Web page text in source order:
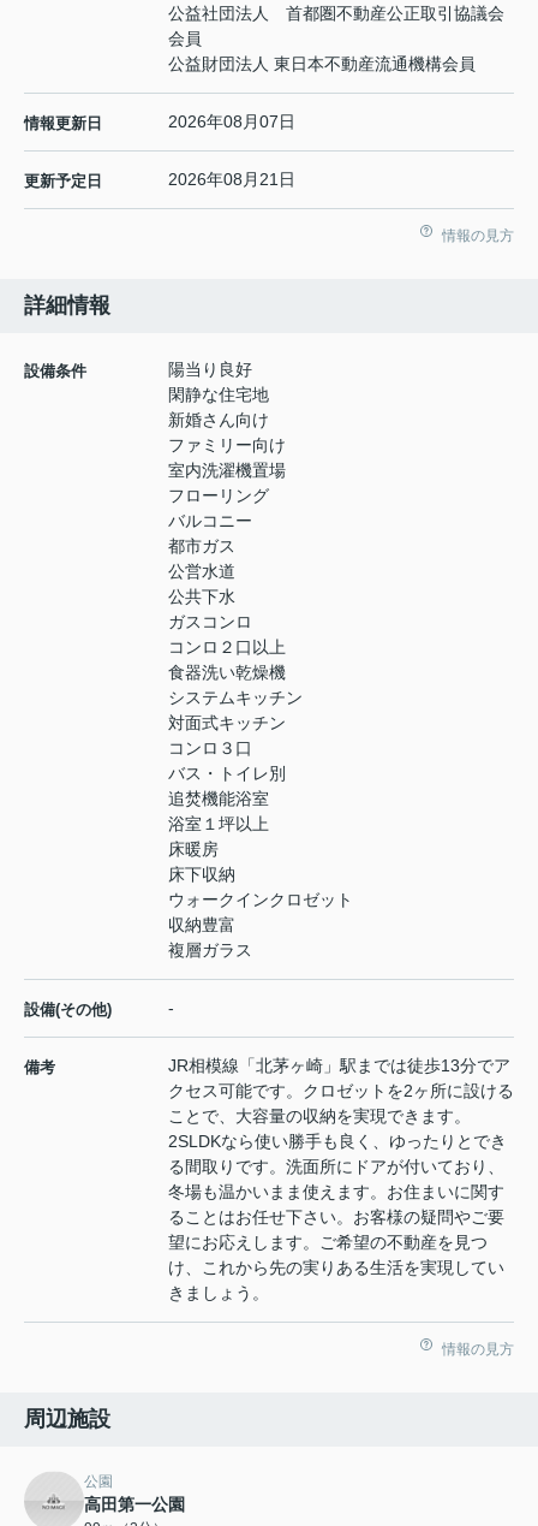
公益社団法人 首都圏不動産公正取引協議会
会員
公益財団法人 東日本不動産流通機構会員
情報更新日 2026年08月07日
更新予定日 2026年08月21日
情報の見方
詳細情報
設備条件
陽当り良好
閑静な住宅地
新婚さん向け
ファミリー向け
室内洗濯機置場
フローリング
バルコニー
都市ガス
公営水道
公共下水
ガスコンロ
コンロ２口以上
食器洗い乾燥機
システムキッチン
対面式キッチン
コンロ３口
バス・トイレ別
追焚機能浴室
浴室１坪以上
床暖房
床下収納
ウォークインクロゼット
収納豊富
複層ガラス
設備(その他) -
備考
JR相模線「北茅ヶ崎」駅までは徒歩13分でア
クセス可能です。クロゼットを2ヶ所に設ける
ことで、大容量の収納を実現できます。
2SLDKなら使い勝手も良く、ゆったりとでき
る間取りです。洗面所にドアが付いており、
冬場も温かいまま使えます。お住まいに関す
ることはお任せ下さい。お客様の疑問やご要
望にお応えします。ご希望の不動産を見つ
け、これから先の実りある生活を実現してい
きましょう。
情報の見方
周辺施設
公園
高田第一公園